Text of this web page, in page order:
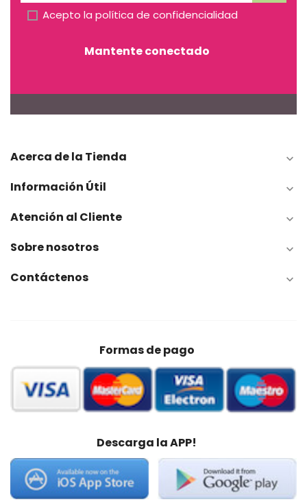
Acepto la política de confidencialidad
Mantente conectado
Acerca de la Tienda 
Información Útil 
Atención al Cliente 
Sobre nosotros 
Contáctenos 
Formas de pago
Descarga la APP!